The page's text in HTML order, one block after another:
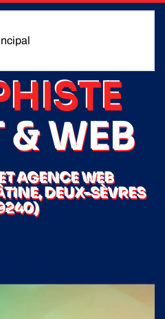
& WEB
AGENCE WEB
DEUX-SÈVRES